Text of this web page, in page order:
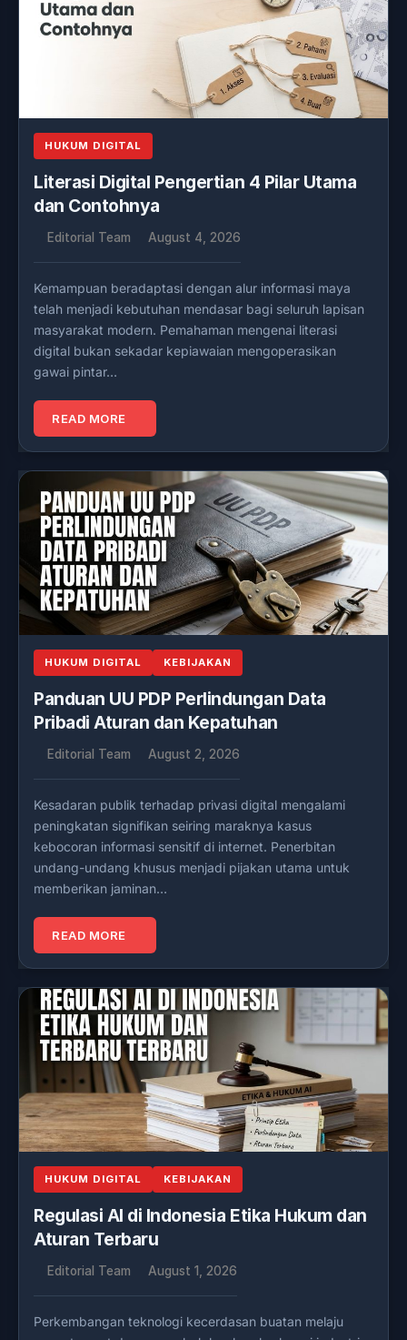
HUKUM DIGITAL
Literasi Digital Pengertian 4 Pilar Utama
dan Contohnya
Editorial Team August 4, 2026
Kemampuan beradaptasi dengan alur informasi maya
telah menjadi kebutuhan mendasar bagi seluruh lapisan
masyarakat modern. Pemahaman mengenai literasi
digital bukan sekadar kepiawaian mengoperasikan
gawai pintar…
READ MORE
HUKUM DIGITAL KEBIJAKAN
Panduan UU PDP Perlindungan Data
Pribadi Aturan dan Kepatuhan
Editorial Team August 2, 2026
Kesadaran publik terhadap privasi digital mengalami
peningkatan signifikan seiring maraknya kasus
kebocoran informasi sensitif di internet. Penerbitan
undang-undang khusus menjadi pijakan utama untuk
memberikan jaminan…
READ MORE
HUKUM DIGITAL KEBIJAKAN
Regulasi AI di Indonesia Etika Hukum dan
Aturan Terbaru
Editorial Team August 1, 2026
Perkembangan teknologi kecerdasan buatan melaju